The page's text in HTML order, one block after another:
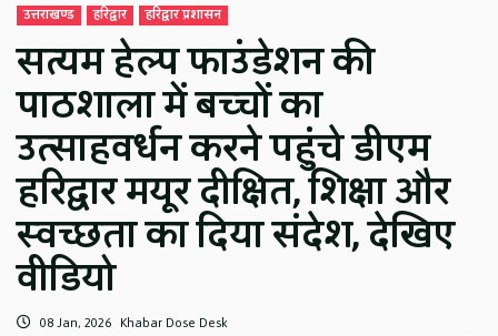
उत्तराखण्ड हरिद्वार हरिद्वार प्रशासन
सत्यम हेल्प फाउंडेशन की
पाठशाला में बच्चों का
उत्साहवर्धन करने पहुंचे डीएम
हरिद्वार मयूर दीक्षित, शिक्षा और
स्वच्छता का दिया संदेश, देखिए
वीडियो
08 Jan, 2026 Khabar Dose Desk